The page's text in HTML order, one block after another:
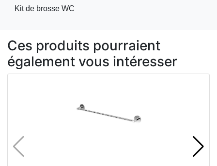
Kit de brosse WC
Ces produits pourraient
également vous intéresser